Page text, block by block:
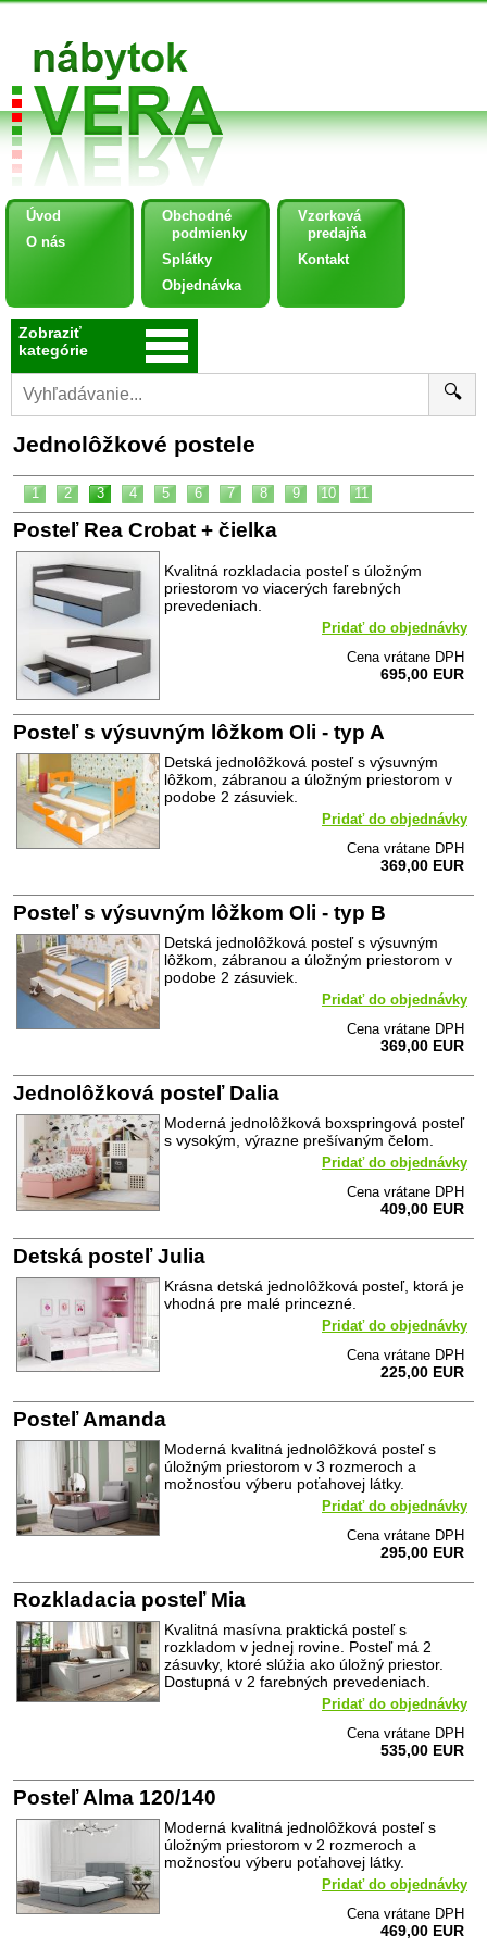
Úvod
O nás
Obchodné
podmienky
Splátky
Objednávka
Vzorková
predajňa
Kontakt
Zobraziť
kategórie
🔍
Jednolôžkové postele
1 2 3 4 5 6 7 8 9 10 11
Posteľ Rea Crobat + čielka
Kvalitná rozkladacia posteľ s úložným
priestorom vo viacerých farebných
prevedeniach.
Pridať do objednávky
Cena vrátane DPH
695,00 EUR
Posteľ s výsuvným lôžkom Oli - typ A
Detská jednolôžková posteľ s výsuvným
lôžkom, zábranou a úložným priestorom v
podobe 2 zásuviek.
Pridať do objednávky
Cena vrátane DPH
369,00 EUR
Posteľ s výsuvným lôžkom Oli - typ B
Detská jednolôžková posteľ s výsuvným
lôžkom, zábranou a úložným priestorom v
podobe 2 zásuviek.
Pridať do objednávky
Cena vrátane DPH
369,00 EUR
Jednolôžková posteľ Dalia
Moderná jednolôžková boxspringová posteľ
s vysokým, výrazne prešívaným čelom.
Pridať do objednávky
Cena vrátane DPH
409,00 EUR
Detská posteľ Julia
Krásna detská jednolôžková posteľ, ktorá je
vhodná pre malé princezné.
Pridať do objednávky
Cena vrátane DPH
225,00 EUR
Posteľ Amanda
Moderná kvalitná jednolôžková posteľ s
úložným priestorom v 3 rozmeroch a
možnosťou výberu poťahovej látky.
Pridať do objednávky
Cena vrátane DPH
295,00 EUR
Rozkladacia posteľ Mia
Kvalitná masívna praktická posteľ s
rozkladom v jednej rovine. Posteľ má 2
zásuvky, ktoré slúžia ako úložný priestor.
Dostupná v 2 farebných prevedeniach.
Pridať do objednávky
Cena vrátane DPH
535,00 EUR
Posteľ Alma 120/140
Moderná kvalitná jednolôžková posteľ s
úložným priestorom v 2 rozmeroch a
možnosťou výberu poťahovej látky.
Pridať do objednávky
Cena vrátane DPH
469,00 EUR